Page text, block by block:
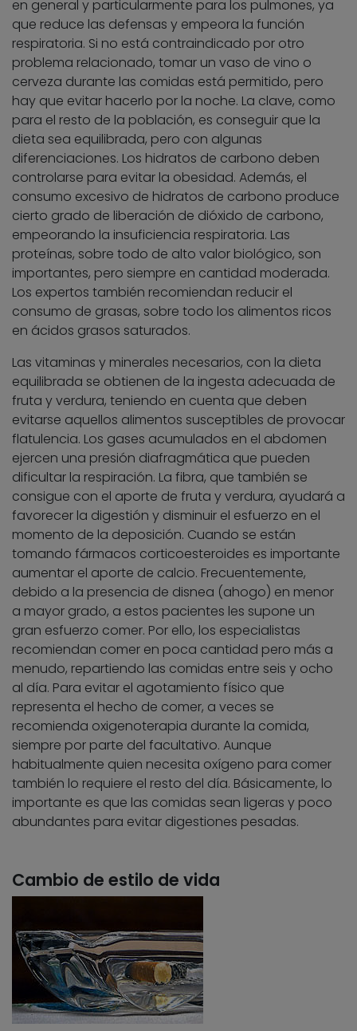
en general y particularmente para los pulmones, ya
que reduce las defensas y empeora la función
respiratoria. Si no está contraindicado por otro
problema relacionado, tomar un vaso de vino o
cerveza durante las comidas está permitido, pero
hay que evitar hacerlo por la noche. La clave, como
para el resto de la población, es conseguir que la
dieta sea equilibrada, pero con algunas
diferenciaciones. Los hidratos de carbono deben
controlarse para evitar la obesidad. Además, el
consumo excesivo de hidratos de carbono produce
cierto grado de liberación de dióxido de carbono,
empeorando la insuficiencia respiratoria. Las
proteínas, sobre todo de alto valor biológico, son
importantes, pero siempre en cantidad moderada.
Los expertos también recomiendan reducir el
consumo de grasas, sobre todo los alimentos ricos
en ácidos grasos saturados.
Las vitaminas y minerales necesarios, con la dieta
equilibrada se obtienen de la ingesta adecuada de
fruta y verdura, teniendo en cuenta que deben
evitarse aquellos alimentos susceptibles de provocar
flatulencia. Los gases acumulados en el abdomen
ejercen una presión diafragmática que pueden
dificultar la respiración. La fibra, que también se
consigue con el aporte de fruta y verdura, ayudará a
favorecer la digestión y disminuir el esfuerzo en el
momento de la deposición. Cuando se están
tomando fármacos corticoesteroides es importante
aumentar el aporte de calcio. Frecuentemente,
debido a la presencia de disnea (ahogo) en menor
a mayor grado, a estos pacientes les supone un
gran esfuerzo comer. Por ello, los especialistas
recomiendan comer en poca cantidad pero más a
menudo, repartiendo las comidas entre seis y ocho
al día. Para evitar el agotamiento físico que
representa el hecho de comer, a veces se
recomienda oxigenoterapia durante la comida,
siempre por parte del facultativo. Aunque
habitualmente quien necesita oxígeno para comer
también lo requiere el resto del día. Básicamente, lo
importante es que las comidas sean ligeras y poco
abundantes para evitar digestiones pesadas.
Cambio de estilo de vida